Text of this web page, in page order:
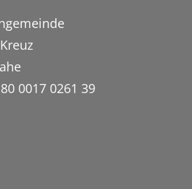
0017 0261 39
Instragram
Trier auf Facebook